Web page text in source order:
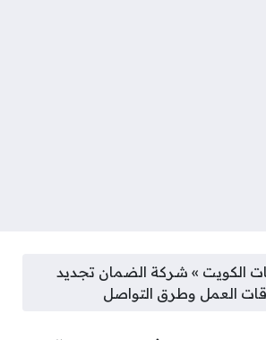
الكويت » شركة الضمان تجديد
العمل وطرق التواصل